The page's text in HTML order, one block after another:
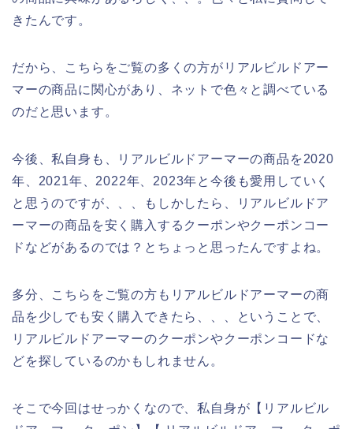
きたんです。
だから、こちらをご覧の多くの方がリアルビルドアー
マーの商品に関心があり、ネットで色々と調べている
のだと思います。
今後、私自身も、リアルビルドアーマーの商品を2020
年、2021年、2022年、2023年と今後も愛用していく
と思うのですが、、、もしかしたら、リアルビルドア
ーマーの商品を安く購入するクーポンやクーポンコー
ドなどがあるのでは？とちょっと思ったんですよね。
多分、こちらをご覧の方もリアルビルドアーマーの商
品を少しでも安く購入できたら、、、ということで、
リアルビルドアーマーのクーポンやクーポンコードな
どを探しているのかもしれません。
そこで今回はせっかくなので、私自身が【リアルビル